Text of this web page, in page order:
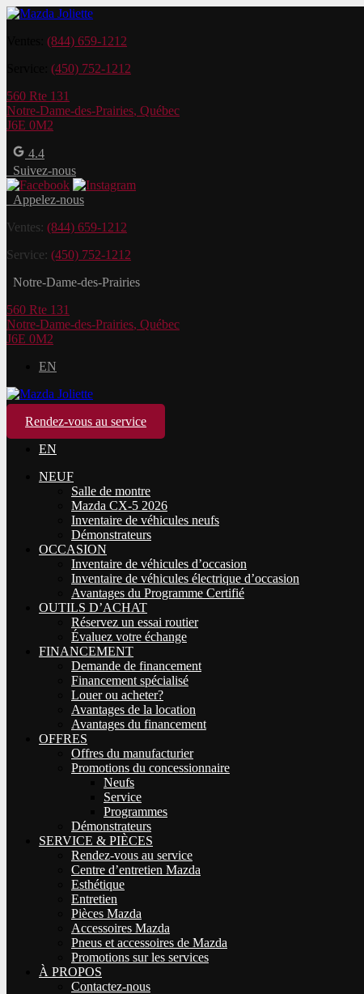
(844) 659-1212
(450) 752-1212
560 Rte 131
Notre-Dame-des-Prairies, Québec
J6E 0M2
4.4
Suivez-nous
Appelez-nous
Ventes: (844) 659-1212
Service: (450) 752-1212
Notre-Dame-des-Prairies
560 Rte 131
Notre-Dame-des-Prairies, Québec
J6E 0M2
EN
Rendez-vous au service
EN
NEUF
Salle de montre
Mazda CX-5 2026
Inventaire de véhicules neufs
Démonstrateurs
OCCASION
Inventaire de véhicules d’occasion
Inventaire de véhicules électrique d’occasion
Avantages du Programme Certifié
OUTILS D’ACHAT
Réservez un essai routier
Évaluez votre échange
FINANCEMENT
Demande de financement
Financement spécialisé
Louer ou acheter?
Avantages de la location
Avantages du financement
OFFRES
Offres du manufacturier
Promotions du concessionnaire
Neufs
Service
Programmes
Démonstrateurs
SERVICE & PIÈCES
Rendez-vous au service
Centre d’entretien Mazda
Esthétique
Entretien
Pièces Mazda
Accessoires Mazda
Pneus et accessoires de Mazda
Promotions sur les services
À PROPOS
Contactez-nous